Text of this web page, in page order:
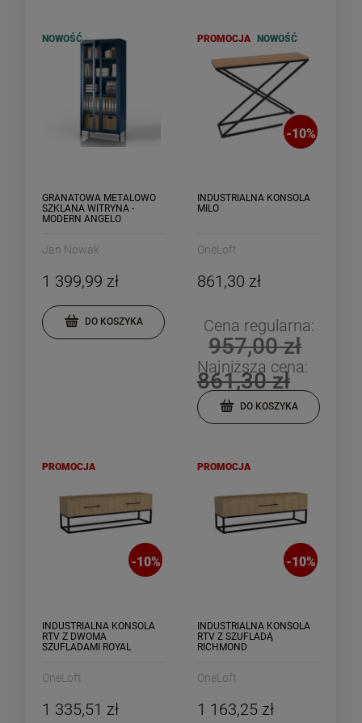
GRANATOWA METALOWO
SZKLANA WITRYNA -
MODERN ANGELO
Jan Nowak
1 399,99 zł
DO KOSZYKA
NOWOŚĆ
-10%
INDUSTRIALNA KONSOLA
MILO
OneLoft
861,30 zł
Cena regularna:
957,00 zł
Najniższa cena:
861,30 zł
DO KOSZYKA
PROMOCJA NOWOŚĆ
-10%
INDUSTRIALNA KONSOLA
RTV Z DWOMA
SZUFLADAMI ROYAL
OneLoft
1 335,51 zł
PROMOCJA
-10%
INDUSTRIALNA KONSOLA
RTV Z SZUFLADĄ
RICHMOND
OneLoft
1 163,25 zł
PROMOCJA